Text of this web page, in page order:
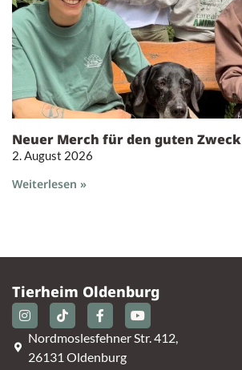
Neuer Merch für den guten Zweck
2. August 2026
Weiterlesen »
Tierheim Oldenburg
Nordmoslesfehner Str. 412,
26131 Oldenburg